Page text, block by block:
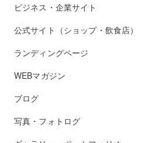
ビジネス・企業サイト
公式サイト（ショップ・飲食店）
ランディングページ
WEBマガジン
ブログ
写真・フォトログ